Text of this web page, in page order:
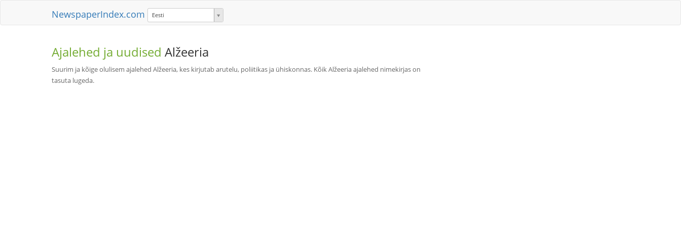
NewspaperIndex.com Eesti
Ajalehed ja uudised Alžeeria
Suurim ja kõige olulisem ajalehed Alžeeria, kes kirjutab arutelu, poliitikas ja ühiskonnas. Kõik Alžeeria ajalehed nimekirjas on
tasuta lugeda.